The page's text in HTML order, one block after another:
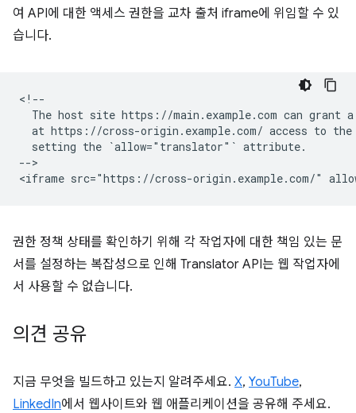
여 API에 대한 액세스 권한을 교차 출처 iframe에 위임할 수 있
습니다.
<!--
The host site https://main.example.com can grant
at https://cross-origin.example.com/ access to
  setting the `allow="translator"` attribute.
-->
권한 정책 상태를 확인하기 위해 각 작업자에 대한 책임 있는 문
서를 설정하는 복잡성으로 인해 Translator API는 웹 작업자에
서 사용할 수 없습니다.
의견 공유
지금 무엇을 빌드하고 있는지 알려주세요. X, YouTube,
LinkedIn에서 웹사이트와 웹 애플리케이션을 공유해 주세요.